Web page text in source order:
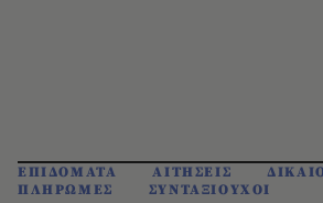
ΕΠΙΔΟΜΑΤΑ ΑΙΤΗΣΕΙΣ
ΠΛΗΡΩΜΕΣ
ΣΥΝΤΑΞΙΟΥΧΟΙ